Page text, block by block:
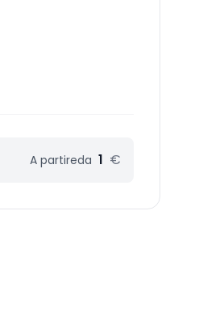
A partireda 1 €